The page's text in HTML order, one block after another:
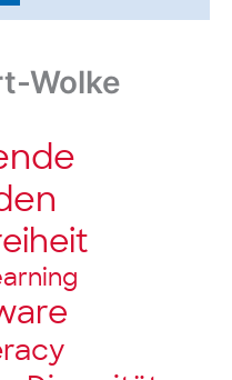
Wolke